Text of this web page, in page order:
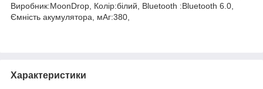
Виробник:MoonDrop, Колір:білий, Bluetooth :Bluetooth 6.0,
Ємність акумулятора, мАг:380,
Характеристики